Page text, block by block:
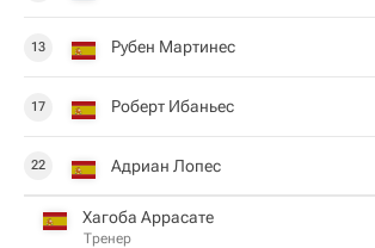
13 Рубен Мартинес
17 Роберт Ибаньес
22 Адриан Лопес
Хагоба Аррасате
Тренер